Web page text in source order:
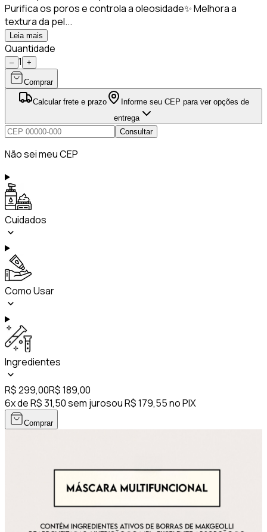
Purifica os poros e controla a oleosidade✨ Melhora a
textura da pel...
Leia mais
Quantidade
– 1 +
Comprar
Calcular frete e prazo
Informe seu CEP para ver opções de
entrega
Consultar
Não sei meu CEP
Cuidados
Como Usar
Ingredientes
R$ 299,00R$ 189,00
6x de R$ 31,50 sem jurosou R$ 179,55 no PIX
Comprar